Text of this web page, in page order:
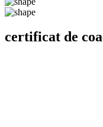
certificat de